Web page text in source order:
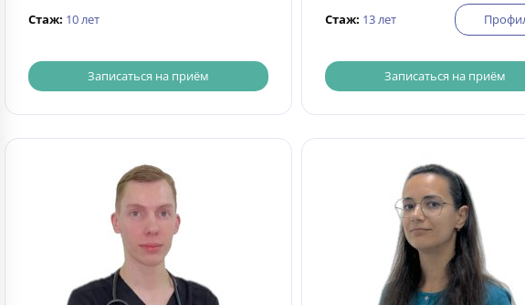
Стаж: 10 лет
Записаться на приём
Стаж: 13 лет
Записаться на приём